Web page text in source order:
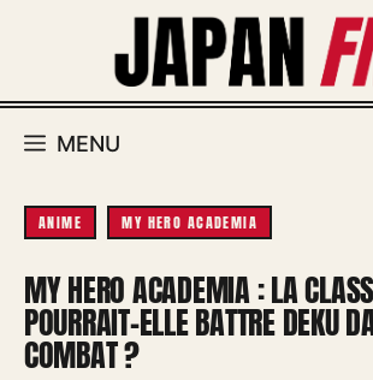
MENU
ANIME MY HERO ACADEMIA
MY HERO ACADEMIA : LA
POURRAIT-ELLE BATTRE DEKU
COMBAT ?